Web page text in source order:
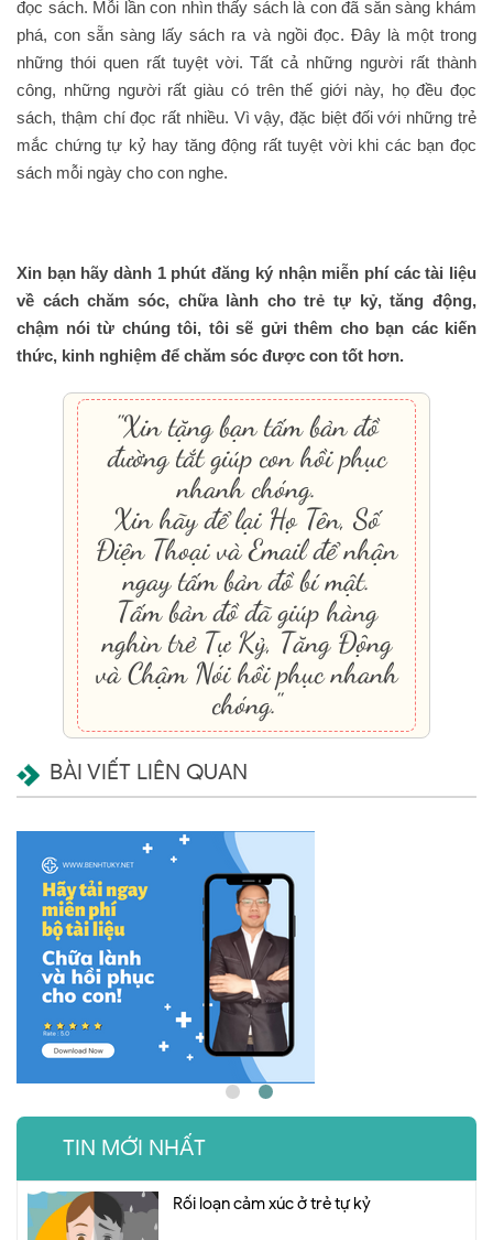
đọc sách. Mỗi lần con nhìn thấy sách là con đã sẵn sàng khám
phá, con sẵn sàng lấy sách ra và ngồi đọc. Đây là một trong
những thói quen rất tuyệt vời. Tất cả những người rất thành
công, những người rất giàu có trên thế giới này, họ đều đọc
sách, thậm chí đọc rất nhiều. Vì vậy, đặc biệt đối với những trẻ
mắc chứng tự kỷ hay tăng động rất tuyệt vời khi các bạn đọc
sách mỗi ngày cho con nghe.
Xin bạn hãy dành 1 phút đăng ký nhận miễn phí các tài liệu
về cách chăm sóc, chữa lành cho trẻ tự kỷ, tăng động,
chậm nói từ chúng tôi, tôi sẽ gửi thêm cho bạn các kiến
thức, kinh nghiệm để chăm sóc được con tốt hơn.
"Xin tặng bạn tấm bản đồ
đường tắt giúp con hồi phục
nhanh chóng.
Xin hãy để lại Họ Tên, Số
Điện Thoại và Email để nhận
ngay tấm bản đồ bí mật.
Tấm bản đồ đã giúp hàng
nghìn trẻ Tự Kỷ, Tăng Động
và Chậm Nói hồi phục nhanh
chóng."
BÀI VIẾT LIÊN QUAN
TIN MỚI NHẤT
Rối loạn cảm xúc ở trẻ tự kỷ